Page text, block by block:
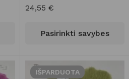
24,55 €
Pasirinkti savybes
IŠPARDUOTA